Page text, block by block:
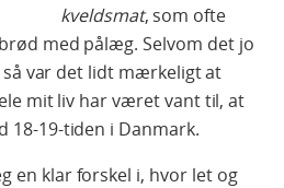
kveldsmat, som ofte
med pålæg. Selvom det jo
var det lidt mærkeligt at
mit liv har været vant til, at
18-19-tiden i Danmark.
en klar forskel i, hvor let og